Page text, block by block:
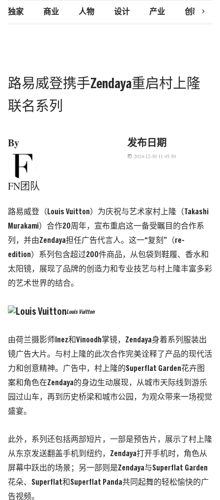
独家 商业 人物 设计 产业 创新研究
chevron_right
路易威登携手Zendaya重启村上隆
联名系列
By
FN团队
发布日期
today 2024-12-30 11:45:50
路易威登（Louis Vuitton）为庆祝与艺术家村上隆（Takashi
Murakami）合作20周年，宣布重启这一备受瞩目的合作系
列，并由Zendaya担任广告代言人。这一“复刻”（re-
edition）系列包含超过200件商品，从包袋到鞋履、香水和
太阳镜，展现了品牌的创造力和专业技艺与村上隆丰富多彩
的艺术世界的结合。
Louis Vuitton
由荷兰摄影师Inez和Vinoodh掌镜，Zendaya身着系列服装出
镜广告大片。与村上隆的此次合作完美诠释了产品的现代活
力和创意精神。广告中，村上隆的Superflat Garden花卉图
案和角色在Zendaya的身边生动展现，从城市天际线到游乐
园过山车，再到历史桥梁和城市公园，为观众带来一场视觉
盛宴。
此外，系列还包括两部短片，一部是预告片，展示了村上隆
从东京发送翻盖手机到纽约，Zendaya打开手机时，角色从
屏幕中跃出的场景；另一部则是Zendaya与Superflat Garden
花朵、Superflat和Superflat Panda共同起舞的轻松愉快的广
告视频。